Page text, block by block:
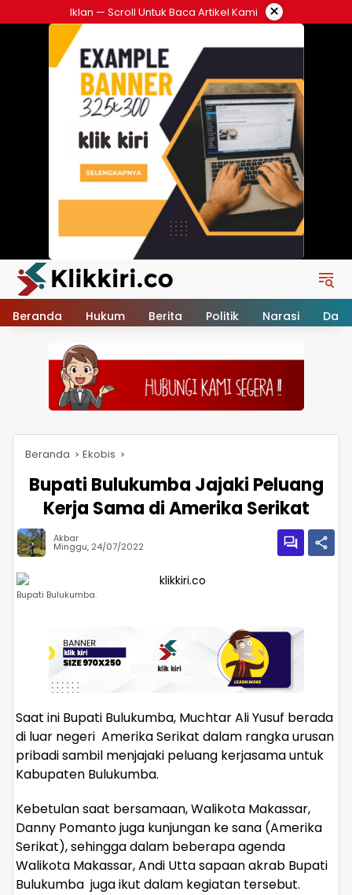
ke
Iklan — Scroll Untuk Baca Artikel Kami ×
Beranda Hukum Berita Politik Narasi
Beranda Ekobis
Bupati Bulukumba Jajaki Peluang
Kerja Sama di Amerika Serikat
Akbar
Minggu, 24/07/2022
Bupati Bulukumba.
Saat ini Bupati Bulukumba, Muchtar Ali Yusuf berada
di luar negeri Amerika Serikat dalam rangka urusan
pribadi sambil menjajaki peluang kerjasama untuk
Kabupaten Bulukumba.
Kebetulan saat bersamaan, Walikota Makassar,
Danny Pomanto juga kunjungan ke sana (Amerika
Serikat), sehingga dalam beberapa agenda
Walikota Makassar, Andi Utta sapaan akrab Bupati
Bulukumba juga ikut dalam kegiatan tersebut.